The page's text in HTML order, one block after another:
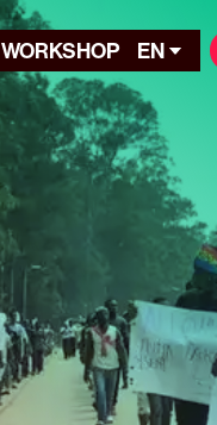
WORKSHOP EN